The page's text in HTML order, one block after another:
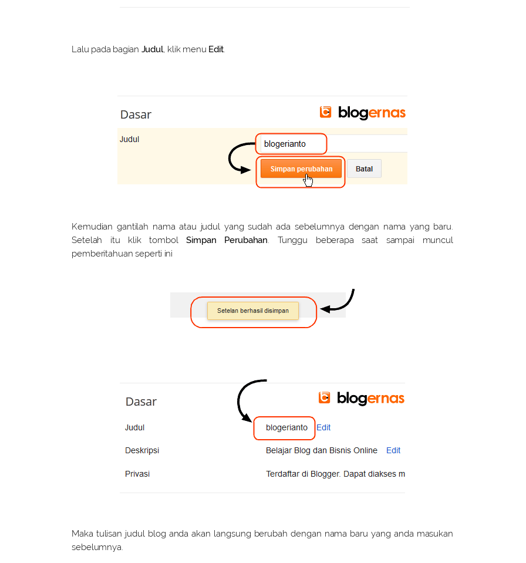
Lalu pada bagian Judul , klik menu Edit.
Kemudian gantilah nama atau judul yang sudah ada sebelumnya dengan nama yang baru.
Setelah itu klik tombolSimpan Perubahan . Tunggu beberapa saat sampai muncul
pemberitahuan seperti ini
Maka tulisan judul blog anda akan langsung berubah dengan nama baru yang anda masukan
sebelumnya.